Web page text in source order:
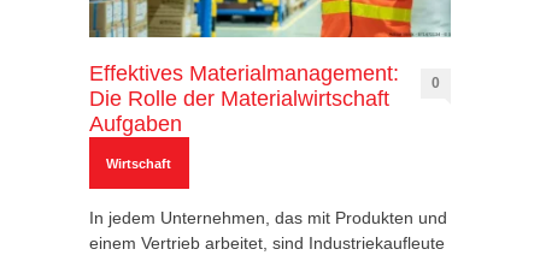
Effektives Materialmanagement:
Die Rolle der Materialwirtschaft
Aufgaben
0
Wirtschaft
In jedem Unternehmen, das mit Produkten und
einem Vertrieb arbeitet, sind Industriekaufleute